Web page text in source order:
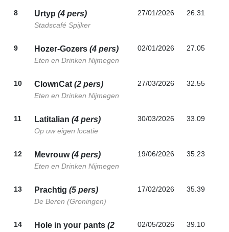
8 Urtyp (4 pers)
Stadscafé Spijker
27/01/2026 26.31
9 Hozer-Gozers (4 pers)
Eten en Drinken Nijmegen
02/01/2026 27.05
10 ClownCat (2 pers)
Eten en Drinken Nijmegen
27/03/2026 32.55
11 Latitalian (4 pers)
Op uw eigen locatie
30/03/2026 33.09
12 Mevrouw(4 pers)
Eten en Drinken Nijmegen
19/06/2026 35.23
13 Prachtig (5 pers)
De Beren (Groningen)
17/02/2026 35.39
14 Hole in your pants (2
02/05/2026 39.10